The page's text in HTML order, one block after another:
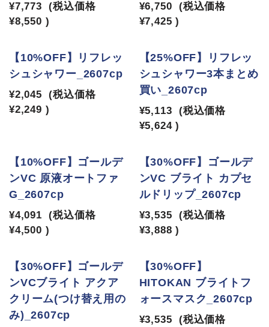
¥7,773
(税込価格
¥8,550 )
¥6,750
(税込価格
¥7,425 )
【10%OFF】リフレッ
シュシャワー_2607cp
¥2,045
(税込価格
¥2,249 )
【25%OFF】リフレッ
シュシャワー3本まとめ
買い_2607cp
¥5,113
(税込価格
¥5,624 )
【10%OFF】ゴールデ
ンVC 原液オートファ
G_2607cp
¥4,091
(税込価格
¥4,500 )
【30%OFF】ゴールデ
ンVC ブライト カプセ
ルドリップ_2607cp
¥3,535
(税込価格
¥3,888 )
【30%OFF】ゴールデ
ンVCブライト アクア
クリーム(つけ替え用の
み)_2607cp
【30%OFF】
HITOKAN ブライトフ
ォースマスク_2607cp
¥3,535
(税込価格